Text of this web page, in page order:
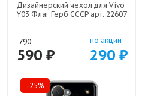
Дизайнерский чехол для Vivo
Y03 Флаг Герб СССР арт: 22607
790
590 ₽
по акции
290 ₽
-25%